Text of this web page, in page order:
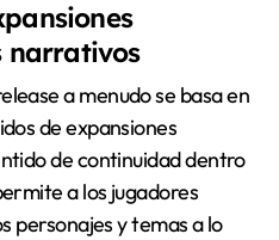
narrativos
a menudo se basa en
de expansiones
de continuidad dentro
a los jugadores
personajes y temas a lo